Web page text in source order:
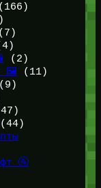
(2)
🖼️(11)
🚰